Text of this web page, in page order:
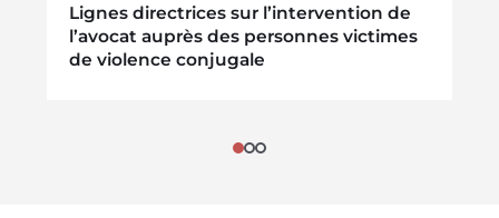
Lignes directrices sur l’intervention de
l’avocat auprès des personnes victimes
de violence conjugale